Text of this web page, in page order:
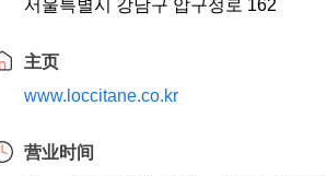
서울특별시 강남구 압구정로 162
主页
www.loccitane.co.kr
营业时间